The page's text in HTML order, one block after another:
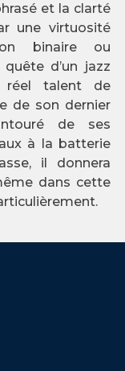
et la clarté
une virtuosité
binaire ou
d’un jazz
réel talent de
de son dernier
de ses
à la batterie
il donnera
dans cette